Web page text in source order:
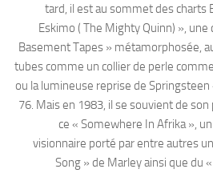
tard, il est au sommet des charts
Eskimo ( The Mighty Quinn) », une
Basement Tapes » métamorphosée,
tubes comme un collier de perle
ou la lumineuse reprise de
76. Mais en 1983, il se souvient de
ce « Somewhere In Afrika »,
visionnaire porté par entre autres
Song » de Marley ainsi que du